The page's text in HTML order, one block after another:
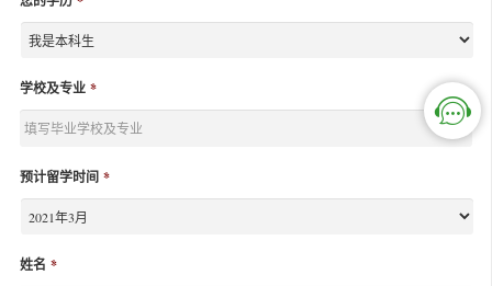
学校及专业 *
预计留学时间 *
姓名 *